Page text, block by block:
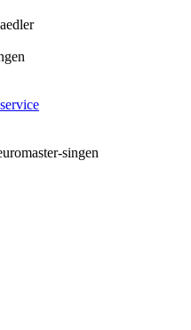
singen